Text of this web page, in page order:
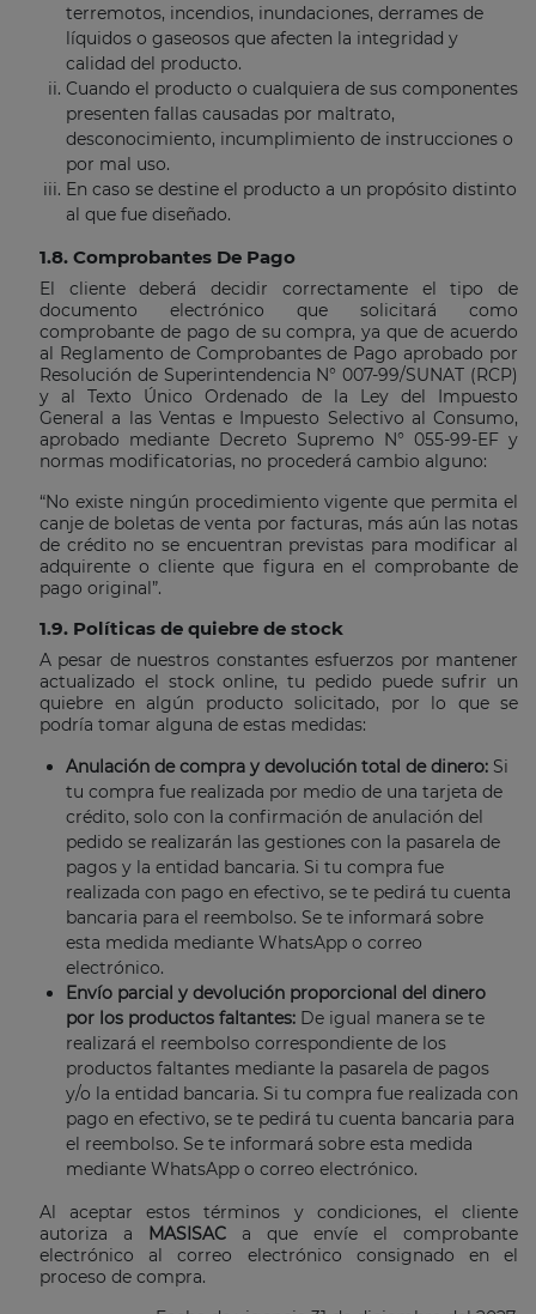
terremotos, incendios, inundaciones, derrames de
líquidos o gaseosos que afecten la integridad y
calidad del producto.
Cuando el producto o cualquiera de sus componentes
presenten fallas causadas por maltrato,
desconocimiento, incumplimiento de instrucciones o
por mal uso.
En caso se destine el producto a un propósito distinto
al que fue diseñado.
1.8. Comprobantes De Pago
El cliente deberá decidir correctamente el tipo de
documento electrónico que solicitará como
comprobante de pago de su compra, ya que de acuerdo
al Reglamento de Comprobantes de Pago aprobado por
Resolución de Superintendencia N° 007-99/SUNAT (RCP)
y al Texto Único Ordenado de la Ley del Impuesto
General a las Ventas e Impuesto Selectivo al Consumo,
aprobado mediante Decreto Supremo N° 055-99-EF y
normas modificatorias, no procederá cambio alguno:
“No existe ningún procedimiento vigente que permita el
canje de boletas de venta por facturas, más aún las notas
de crédito no se encuentran previstas para modificar al
adquirente o cliente que figura en el comprobante de
pago original”.
1.9. Políticas de quiebre de stock
A pesar de nuestros constantes esfuerzos por mantener
actualizado el stock online, tu pedido puede sufrir un
quiebre en algún producto solicitado, por lo que se
podría tomar alguna de estas medidas:
Anulación de compra y devolución total de dinero: Si
tu compra fue realizada por medio de una tarjeta de
crédito, solo con la confirmación de anulación del
pedido se realizarán las gestiones con la pasarela de
pagos y la entidad bancaria. Si tu compra fue
realizada con pago en efectivo, se te pedirá tu cuenta
bancaria para el reembolso. Se te informará sobre
esta medida mediante WhatsApp o correo
electrónico.
Envío parcial y devolución proporcional del dinero
por los productos faltantes: De igual manera se te
realizará el reembolso correspondiente de los
productos faltantes mediante la pasarela de pagos
y/o la entidad bancaria. Si tu compra fue realizada con
pago en efectivo, se te pedirá tu cuenta bancaria para
el reembolso. Se te informará sobre esta medida
mediante WhatsApp o correo electrónico.
Al aceptar estos términos y condiciones, el cliente
autoriza a
MASISAC a que envíe el comprobante
electrónico al correo electrónico consignado en el
proceso de compra.